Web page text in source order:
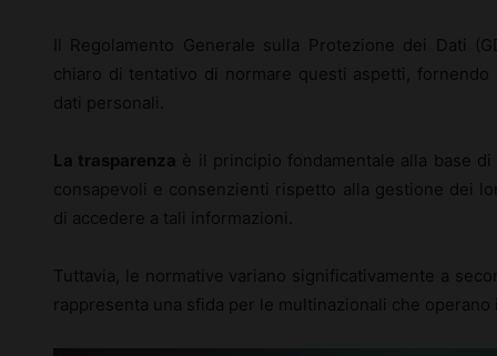
Il Regolamento Generale sulla Protezione dei Dati
chiaro di tentativo di normare questi aspetti,
dati personali.
La trasparenza è il principio fondamentale alla base
consapevoli e consenzienti rispetto alla gestione dei
di accedere a tali informazioni.
Tuttavia, le normative variano significativamente a
rappresenta una sfida per le multinazionali che